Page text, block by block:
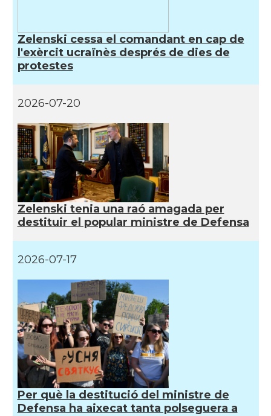
Zelenski cessa el comandant en cap de
l'exèrcit ucraïnès després de dies de
protestes
2026-07-20
Zelenski tenia una raó amagada per
destituir el popular ministre de Defensa
2026-07-17
Per què la destitució del ministre de
Defensa ha aixecat tanta polseguera a